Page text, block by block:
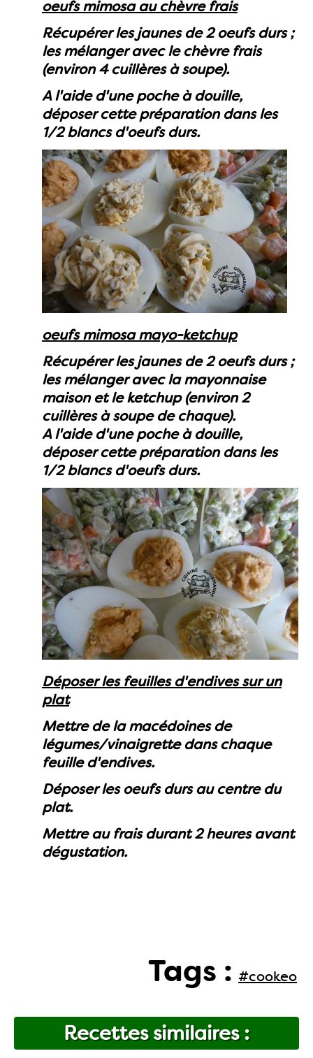
oeufs mimosa au chèvre frais
Récupérer les jaunes de 2 oeufs durs ;
les mélanger avec le chèvre frais
(environ 4 cuillères à soupe).
A l'aide d'une poche à douille,
déposer cette préparation dans les
1/2 blancs d'oeufs durs.
oeufs mimosa mayo-ketchup
Récupérer les jaunes de 2 oeufs durs ;
les mélanger avec la mayonnaise
maison et le ketchup (environ 2
cuillères à soupe de chaque).
A l'aide d'une poche à douille,
déposer cette préparation dans les
1/2 blancs d'oeufs durs.
Déposer les feuilles d'endives sur un
plat
Mettre de la macédoines de
légumes/vinaigrette dans chaque
feuille d'endives.
Déposer les oeufs durs au centre du
plat.
Mettre au frais durant 2 heures avant
dégustation.
Tags : #cookeo
Recettes similaires :